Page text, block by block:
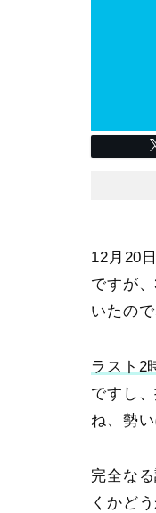
12月20
ですが、
いたの
ラスト2
ですし
ね、勢
完全な
くかど